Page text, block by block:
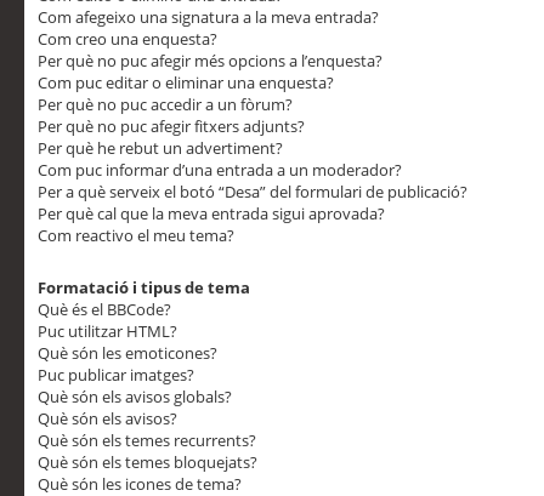
Com afegeixo una signatura a la meva entrada?
Com creo una enquesta?
Per què no puc afegir més opcions a l’enquesta?
Com puc editar o eliminar una enquesta?
Per què no puc accedir a un fòrum?
Per què no puc afegir fitxers adjunts?
Per què he rebut un advertiment?
Com puc informar d’una entrada a un moderador?
Per a què serveix el botó “Desa” del formulari de publicació?
Per què cal que la meva entrada sigui aprovada?
Com reactivo el meu tema?
Formatació i tipus de tema
Què és el BBCode?
Puc utilitzar HTML?
Què són les emoticones?
Puc publicar imatges?
Què són els avisos globals?
Què són els avisos?
Què són els temes recurrents?
Què són els temes bloquejats?
Què són les icones de tema?